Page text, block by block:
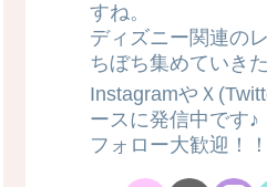
すね。
ディズニー関連の
ちぼち集めていき
InstagramやＸ
ースに発信中です♪
フォロー大歓迎！！